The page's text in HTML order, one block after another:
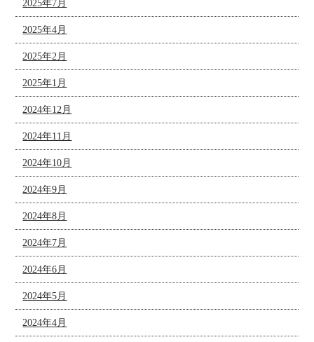
2025年7月
2025年4月
2025年2月
2025年1月
2024年12月
2024年11月
2024年10月
2024年9月
2024年8月
2024年7月
2024年6月
2024年5月
2024年4月